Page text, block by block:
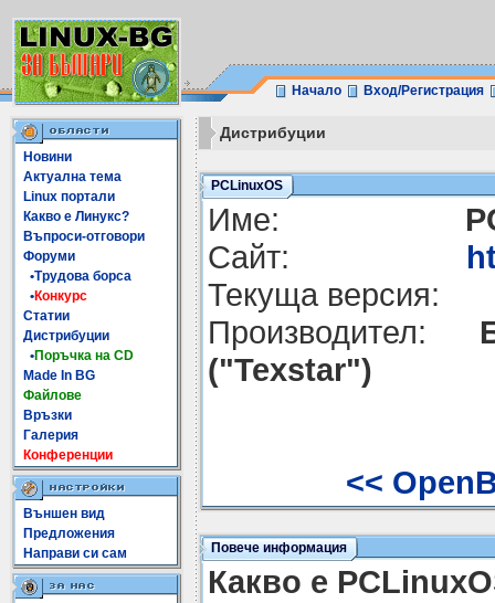
Начало Вход/Регистрация
Новини
Актуална тема
Linux портали
Какво е Линукс?
Въпроси-отговори
Форуми
•Трудова борса
•Конкурс
Статии
Дистрибуции
•Поръчка на CD
Made In BG
Файлове
Връзки
Галерия
Конференции
Външен вид
Предложения
Направи си сам
Дистрибуции
PCLinuxOS
Име:
Сайт:
Текуща версия:
Производител:
("Texstar")
<<
Повече информация
Какво е